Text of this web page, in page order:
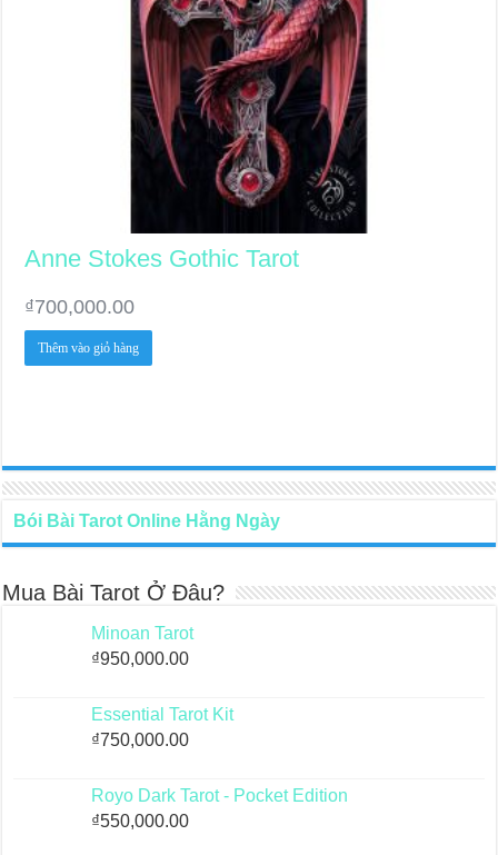
Anne Stokes Gothic Tarot
₫700,000.00
Thêm vào giỏ hàng
Bói Bài Tarot Online Hằng Ngày
Mua Bài Tarot Ở Đâu?
Minoan Tarot
₫950,000.00
Essential Tarot Kit
₫750,000.00
Royo Dark Tarot - Pocket Edition
₫550,000.00